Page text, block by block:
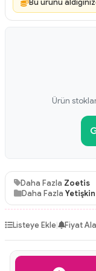
Bu ürünü
Ürün
Daha Fazla Zoetis
Daha Fazla
Listeye Ekle| Fiyat